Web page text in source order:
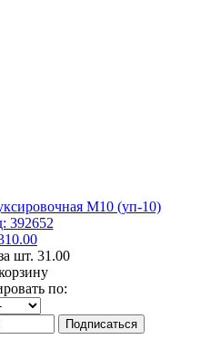
М10 (уп-10)
392652
шт. 31.00
по:
Подписаться